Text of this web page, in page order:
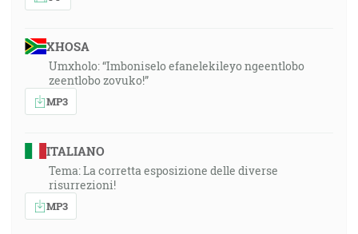
XHOSA
Umxholo: “Imboniselo efanelekileyo ngeentlobo
zeentlobo zovuko!”
MP3
ITALIANO
Tema: La corretta esposizione delle diverse
risurrezioni!
MP3